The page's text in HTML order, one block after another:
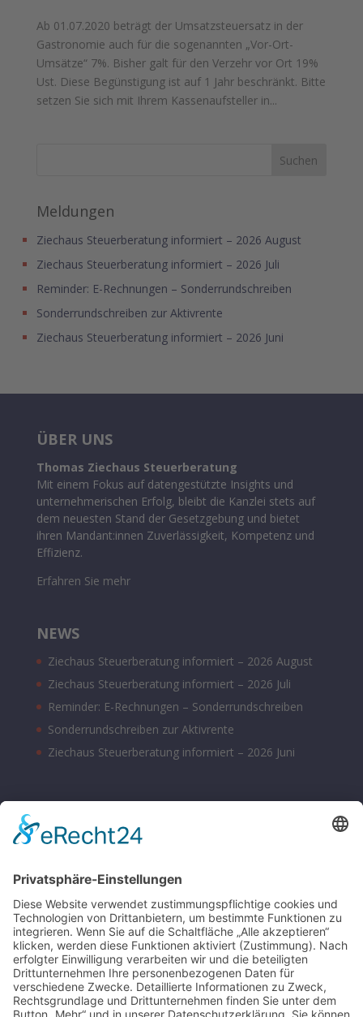
Ab 01.07.2020 beträgt der Umsatzsteuersatz in der
Gastronomie auch für die sogenannten „Vor-Ort-
Umsätze“ 7%. Bisher galt für den Verzehr vor Ort 19%
Ust. Diese Begünstigung ist auf 1 Jahr beschränkt. Bitte
setzen Sie sich mit Ihrem Kassenaufsteller in...
Meldungen
Ziechaus Steuerberatung informiert – 2026 August
Ziechaus Steuerberatung informiert – 2026 Juli
Reminder: E-Rechnungen – Sonderrundschreiben
Sonderrundschreiben zur Aktivrente
Ziechaus Steuerberatung informiert – 2026 Juni
ÜBER UNS
Thomas Ziechaus Steuerberatung
Mit einem Fokus auf datengestützte Insights und
unternehmerischen Erfolg, bleibt die Kanzlei stets auf
dem neuesten Stand der Gesetzgebung und bietet
ihren Mandant:innen Zuverlässigkeit, Kompetenz und
Effizienz.
Erfahren Sie mehr
NEWS
Ziechaus Steuerberatung informiert – 2026 August
Ziechaus Steuerberatung informiert – 2026 Juli
Reminder: E-Rechnungen – Sonderrundschreiben
Sonderrundschreiben zur Aktivrente
Ziechaus Steuerberatung informiert – 2026 Juni
Montag – Donnerstag 08:00 – 17:00 Uhr
Samstag nach Vereinbarung
Parkplätze sind hinter dem Bürohaus vorhanden.
SONSTIGE
Kontakt
Schlagworte-Übersicht